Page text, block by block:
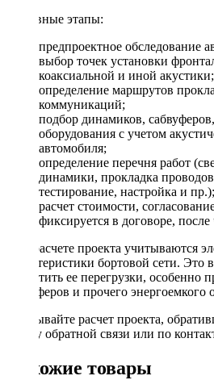
Основные этапы:
предпроектное обследование
выбор точек установки
коаксиальной и иной акустики;
определение маршрутов
коммуникаций;
подбор динамиков,
оборудования с учетом
автомобиля;
определение перечня работ
динамики, прокладка
тестирование, настройка и пр.);
расчет стоимости,
фиксируется в договоре, после
При расчете проекта учитываются
характеристики бортовой сети.
допустить ее перегрузки, особенно
сабвуферов и прочего энергоемкого
Заказывайте расчет проекта,
форму обратной связи или по
Похожие товары